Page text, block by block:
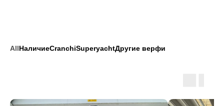
AllНаличиеСranchiSuperyachtДругие верфи